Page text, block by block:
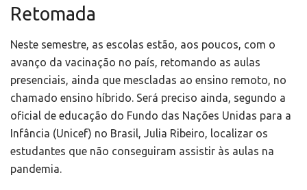
Retomada
Neste semestre, as escolas estão, aos poucos, com o
avanço da vacinação no país, retomando as aulas
presenciais, ainda que mescladas ao ensino remoto, no
chamado ensino híbrido. Será preciso ainda, segundo a
oficial de educação do Fundo das Nações Unidas para a
Infância (Unicef) no Brasil, Julia Ribeiro, localizar os
estudantes que não conseguiram assistir às aulas na
pandemia.